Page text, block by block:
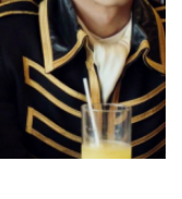
EMAIL